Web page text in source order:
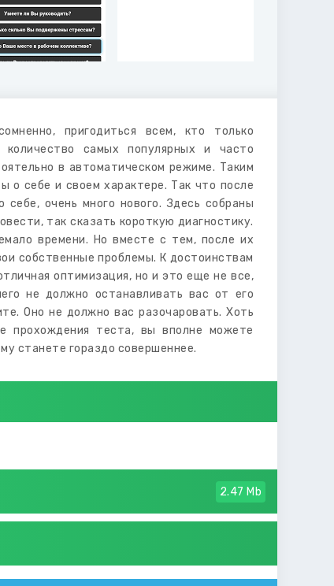
пригодиться всем, кто только
количество самых популярных и часто
в автоматическом режиме. Таким
о себе и своем характере. Так что после
очень много нового. Здесь собраны
так сказать короткую диагностику.
времени. Но вместе с тем, после их
собственные проблемы. К достоинствам
оптимизация, но и это еще не все,
не должно останавливать вас от его
Оно не должно вас разочаровать. Хоть
прохождения теста, вы вполне можете
станете гораздо совершеннее.
2.47 Mb